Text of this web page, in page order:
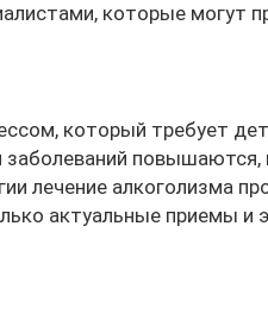
которые могут
который требует
заболеваний повышаются,
лечение алкоголизма
актуальные приемы и